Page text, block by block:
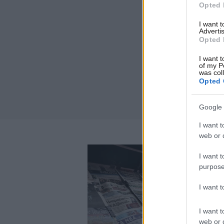
Opted
I want
Opted
I want
of my
was
Opted
Google
I want
web or
I want
I want
I want
web or